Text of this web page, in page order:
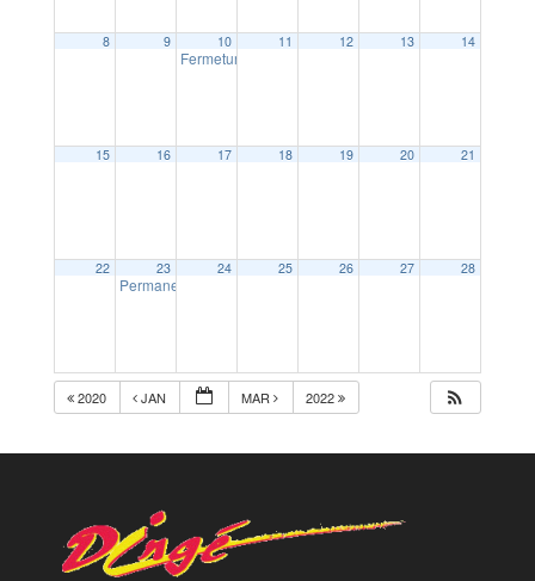
8 9 10
Fermeture exceptionnelle de la Poste
11 12 13 14
15 16 17 18 19 20 21
22 23
Permanence avocat conseil
24 25 26 27 28
2020 JAN MAR 2022